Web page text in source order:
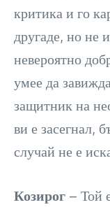
критика и го
другаде, но не
невероятно
умее да
защитник на
ви е засегнал,
случай не е
Козирог – Той